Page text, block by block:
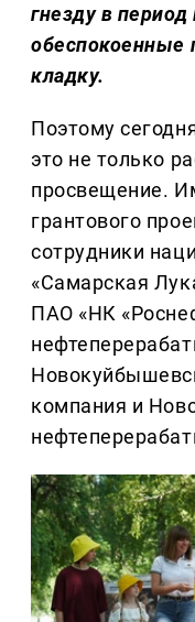
гнезду в
обеспокоенные
кладку.
Поэтому
это не только
просвещение.
грантового
сотрудники
«Самарская
ПАО «НК
компания и